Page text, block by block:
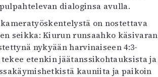
dialoginsa avulla.
kameratyöskentelystä on nostettava
seikka: Kiurun runsaahko käsivaran
nykyään harvinaiseen 4:3-
etenkin jäätanssikohtauksista ja
kauniita ja paikoin